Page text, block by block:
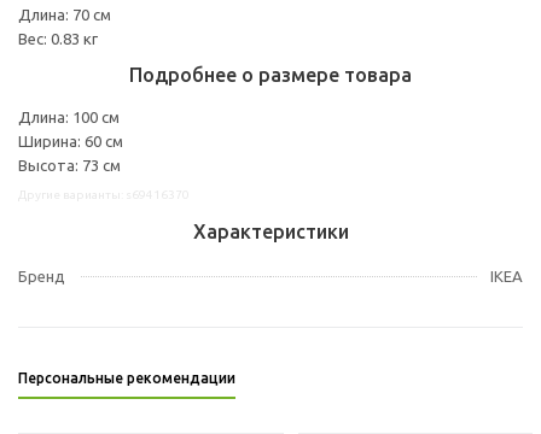
Длина: 70 см
Вес: 0.83 кг
Подробнее о размере товара
Длина: 100 см
Ширина: 60 см
Высота: 73 см
Характеристики
Бренд IKEA
Персональные рекомендации